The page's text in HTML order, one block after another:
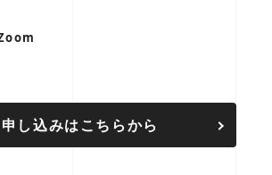
し込みはこちらから